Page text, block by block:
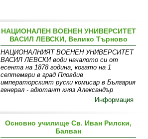
НАЦИОНАЛЕН ВОЕНЕН УНИВЕРСИТЕТ
ВАСИЛ ЛЕВСКИ, Велико Търново
НАЦИОНАЛНИЯТ ВОЕНЕН УНИВЕРСИТЕТ
ВАСИЛ ЛЕВСКИ води началото си от
есента на 1878 година, когато на 1
септември в град Пловдив
императорският руски комисар в България
генерал - адютант княз Александър
Информация
Основно училище Св. Иван Рилски,
Балван